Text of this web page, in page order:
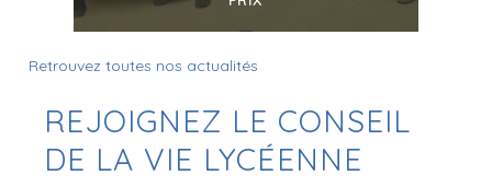
+
Retrouvez toutes nos actualités
REJOIGNEZ LE CONSEIL
DE LA VIE LYCÉENNE